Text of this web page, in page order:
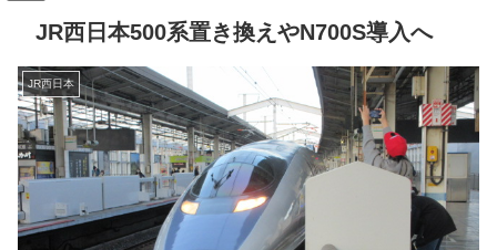
JR西日本500系置き換えやN700S導入へ
JR西日本